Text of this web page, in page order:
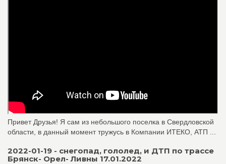
Привет Друзья! Я сам из небольшого поселка в Свердловской
области, в данный момент тружусь в Компании ИТЕКО, АТП ...
2022-01-19 - снегопад, гололед, и ДТП по трассе
Брянск- Орел- Ливны 17.01.2022